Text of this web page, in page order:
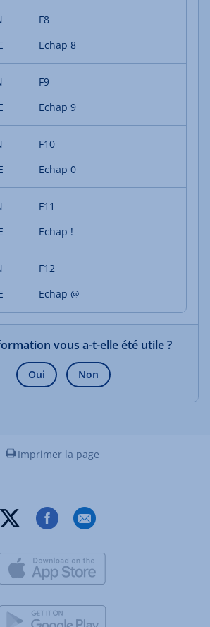
F8
Echap 8
F9
Echap 9
F10
Echap 0
F11
Echap !
F12
Echap @
vous a-t-elle été utile ?
Oui Non
Imprimer la page